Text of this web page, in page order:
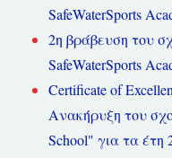
SafeWaterSports
2η βράβευση του
SafeWaterSports
Certificate of
Ανακήρυξη του
School" για τα έτη